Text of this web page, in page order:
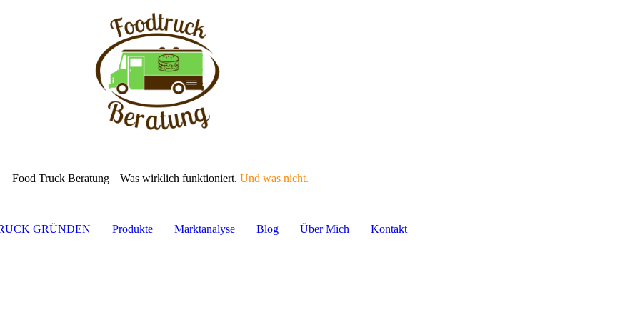
Food Truck Beratung Was wirklich funktioniert. Und was nicht.
GRÜNDEN Produkte Marktanalyse Blog Über Mich Kontakt